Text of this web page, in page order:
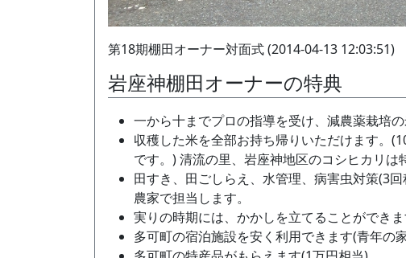
第18期棚田オーナー対面式 (2014-04-13 12:03:51)
岩座神棚田オーナーの特典
一から十までプロの指導を受け、減農薬栽培の
収穫した米を全部お持ち帰りいただけます。
です。) 清流の里、岩座神地区のコシヒカリは
田すき、田ごしらえ、水管理、病害虫対策(3
農家で担当します。
実りの時期には、かかしを立てることができま
多可町の宿泊施設を安く利用できます(青年の